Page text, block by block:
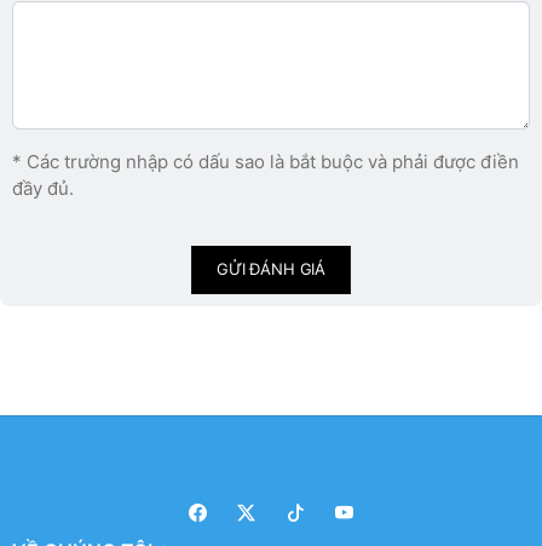
* Các trường nhập có dấu sao là bắt buộc và phải được điền
đầy đủ.
GỬI ĐÁNH GIÁ